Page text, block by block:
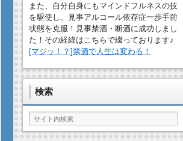
また、自分自身にもマインドフルネスの技
を駆使し、見事アルコール依存症一歩手前
状態を克服！見事禁酒・断酒に成功しまし
た！その経緯はこちらで綴っております♪
[マジッ！？]禁酒で人生は変わる！
検索